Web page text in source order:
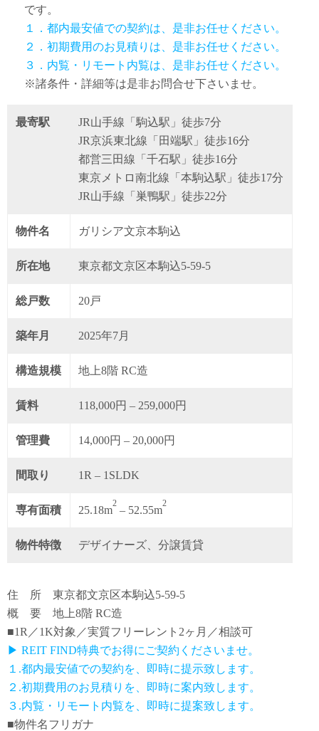
です。
１．都内最安値での契約は、是非お任せください。
２．初期費用のお見積りは、是非お任せください。
３．内覧・リモート内覧は、是非お任せください。
※諸条件・詳細等は是非お問合せ下さいませ。
最寄駅
JR山手線「駒込駅」徒歩7分
JR京浜東北線「田端駅」徒歩16分
都営三田線「千石駅」徒歩16分
東京メトロ南北線「本駒込駅」徒歩17分
JR山手線「巣鴨駅」徒歩22分
物件名 ガリシア文京本駒込
所在地 東京都文京区本駒込5-59-5
総戸数 20戸
築年月 2025年7月
構造規模 地上8階 RC造
賃料 118,000円 – 259,000円
管理費 14,000円 – 20,000円
間取り 1R – 1SLDK
専有面積 25.18m
2
– 52.55m
2
物件特徴 デザイナーズ、分譲賃貸
住 所 東京都文京区本駒込5-59-5
概 要 地上8階 RC造
■1R／1K対象／実質フリーレント2ヶ月／相談可
▶ REIT FIND特典でお得にご契約くださいませ。
１.都内最安値での契約を、即時に提示致します。
２.初期費用のお見積りを、即時に案内致します。
３.内覧・リモート内覧を、即時に提案致します。
■物件名フリガナ